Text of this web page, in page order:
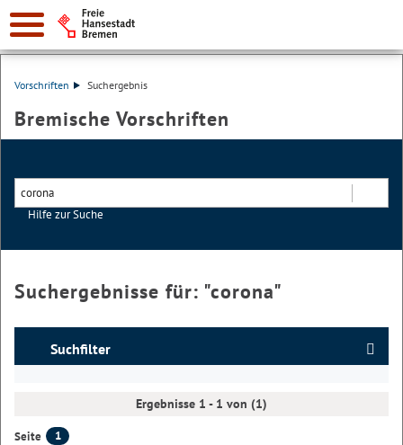
Vorschriften Suchergebnis
Bremische Vorschriften
Hilfe zur Suche
Suchergebnisse für: "corona"
Suchfilter
Ergebnisse 1 - 1 von (1)
Seite
1